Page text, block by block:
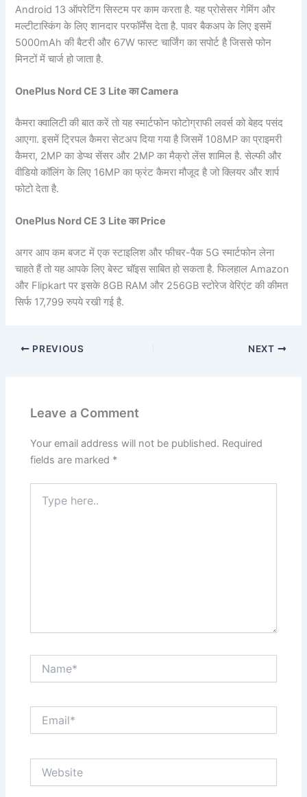
Android 13 ऑपरेटिंग सिस्टम पर काम करता है. यह प्रोसेसर गेमिंग और
मल्टीटास्किंग के लिए शानदार परफॉर्मेंस देता है. पावर बैकअप के लिए इसमें
5000mAh की बैटरी और 67W फास्ट चार्जिंग का सपोर्ट है जिससे फोन
मिनटों में चार्ज हो जाता है.
OnePlus Nord CE 3 Lite का Camera
कैमरा क्वालिटी की बात करें तो यह स्मार्टफोन फोटोग्राफी लवर्स को बेहद पसंद
आएगा. इसमें ट्रिपल कैमरा सेटअप दिया गया है जिसमें 108MP का प्राइमरी
कैमरा, 2MP का डेप्थ सेंसर और 2MP का मैक्रो लेंस शामिल है. सेल्फी और
वीडियो कॉलिंग के लिए 16MP का फ्रंट कैमरा मौजूद है जो क्लियर और शार्प
फोटो देता है.
OnePlus Nord CE 3 Lite का Price
अगर आप कम बजट में एक स्टाइलिश और फीचर-पैक 5G स्मार्टफोन लेना
चाहते हैं तो यह आपके लिए बेस्ट चॉइस साबित हो सकता है. फिलहाल Amazon
और Flipkart पर इसके 8GB RAM और 256GB स्टोरेज वेरिएंट की कीमत
सिर्फ 17,799 रुपये रखी गई है.
PREVIOUS NEXT
Leave a Comment
Your email address will not be published. Required
fields are marked *
here..